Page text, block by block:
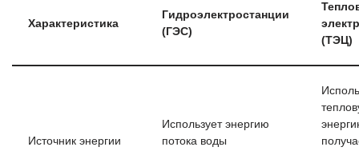
Характеристика
Гидроэлектростанции
(ГЭС)
(ТЭЦ)
Источник энергии
Использует энергию
потока воды